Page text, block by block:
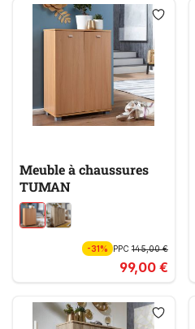
Meuble à chaussures
TUMAN
-31% PPC 145,00 €
99,00 €